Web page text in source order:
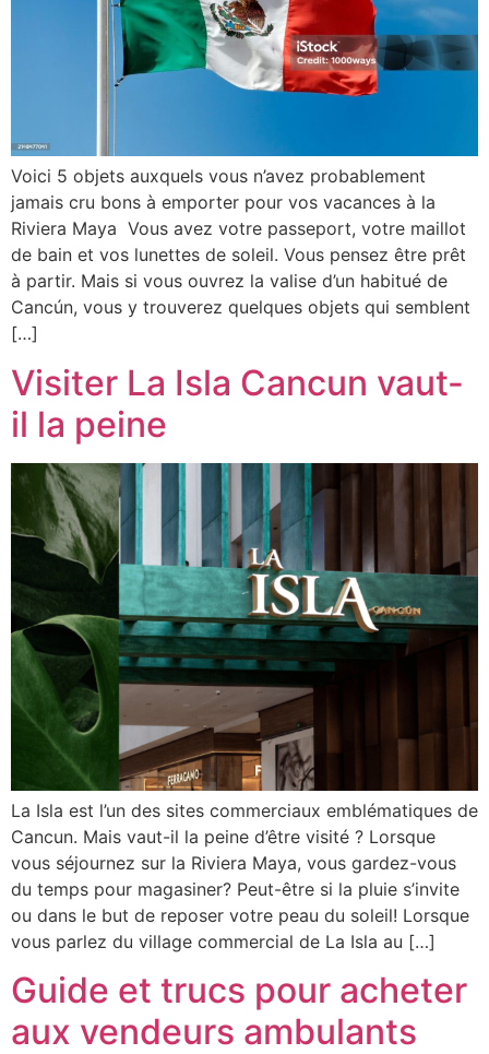
Voici 5 objets auxquels vous n’avez probablement
jamais cru bons à emporter pour vos vacances à la
Riviera Maya Vous avez votre passeport, votre maillot
de bain et vos lunettes de soleil. Vous pensez être prêt
à partir. Mais si vous ouvrez la valise d’un habitué de
Cancún, vous y trouverez quelques objets qui semblent
[…]
Visiter La Isla Cancun vaut-
il la peine
La Isla est l’un des sites commerciaux emblématiques de
Cancun. Mais vaut-il la peine d’être visité ? Lorsque
vous séjournez sur la Riviera Maya, vous gardez-vous
du temps pour magasiner? Peut-être si la pluie s’invite
ou dans le but de reposer votre peau du soleil! Lorsque
vous parlez du village commercial de La Isla au […]
Guide et trucs pour acheter
aux vendeurs ambulants